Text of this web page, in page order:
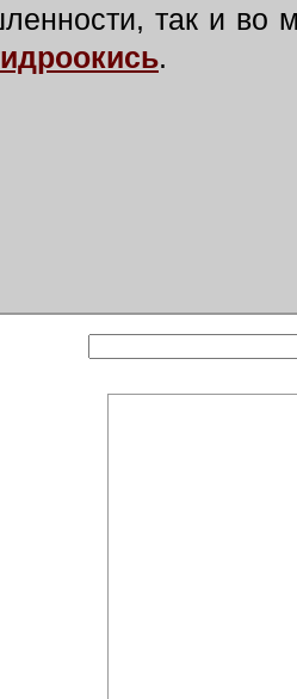
так и во
.